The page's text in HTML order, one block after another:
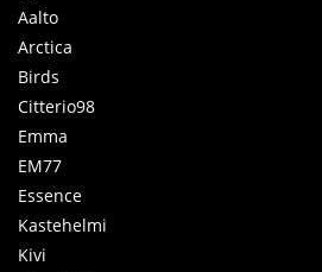
Aalto
Arctica
Birds
Citterio98
Emma
EM77
Essence
Kastehelmi
Kivi